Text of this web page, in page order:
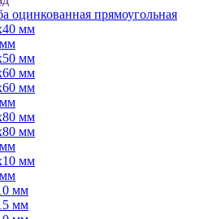
оцинкованная прямоугольная
мм
мм
мм
мм
мм
мм
мм
мм
мм